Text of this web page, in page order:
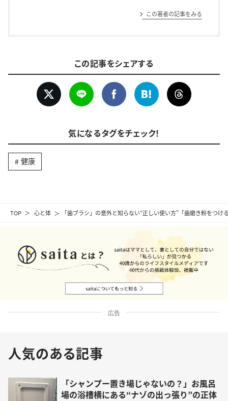
TOP 心と体 「歯ブラシ」の意外と知らない“正しい使い方”「歯磨き粉をつ
この著者の記事をみる
この記事をシェアする
気になるタグをチェック！
健康
広告
人気のある記事
「シャンプー置き場じゃないの？」お風呂
場の浴槽横にある“ナゾの出っ張り”の正体